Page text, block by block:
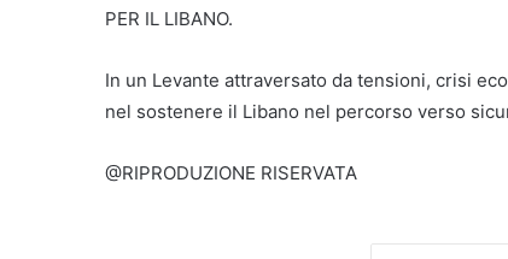
PER IL LIBANO.
In un Levante attraversato da tensioni, crisi
nel sostenere il Libano nel percorso verso
@RIPRODUZIONE RISERVATA